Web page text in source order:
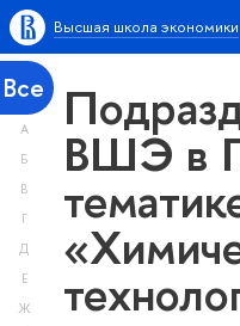
Высшая школа экономики
Все
А
Б
В
Г
Д
Е
Ж
ВШЭ в